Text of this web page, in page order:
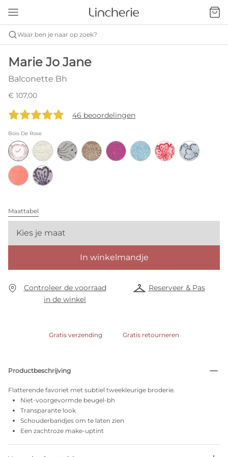
Waar ben je naar op zoek?
Marie Jo Jane
Balconette Bh
€ 107,00
46 beoordelingen
Bois De Rose
Maattabel
Kies je maat
In winkelmandje
Controleer de voorraad
in de winkel
Reserveer & Pas
Gratis verzending Gratis retourneren
Productbeschrijving
Flatterende favoriet met subtiel tweekleurige broderie.
Niet-voorgevormde beugel-bh
Transparante look
Schouderbandjes om te laten zien
Een zachtroze make-uptint